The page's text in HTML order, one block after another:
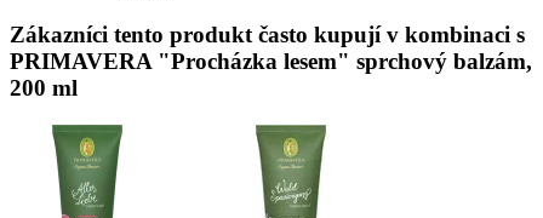
Zákazníci tento produkt často kupují v kombinaci s
PRIMAVERA "Procházka lesem" sprchový balzám,
200 ml